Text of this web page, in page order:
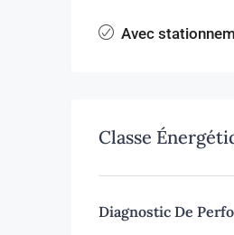
Avec
Classe
Diagnostic De